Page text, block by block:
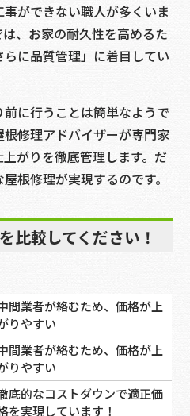
ができない職人が多くいま
、お家の耐久性を高めるた
に品質管理」に着目してい
に行うことは簡単なようで
修理アドバイザーが専門家
がりを徹底管理します。だ
根修理が実現するのです。
比較してください！
間業者が絡むため、価格が上
りやすい
間業者が絡むため、価格が上
りやすい
底的なコストダウンで適正価
を実現しています！